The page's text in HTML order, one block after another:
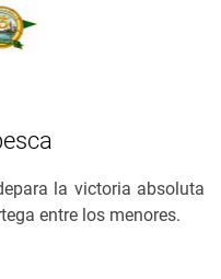
la victoria absoluta
entre los menores.